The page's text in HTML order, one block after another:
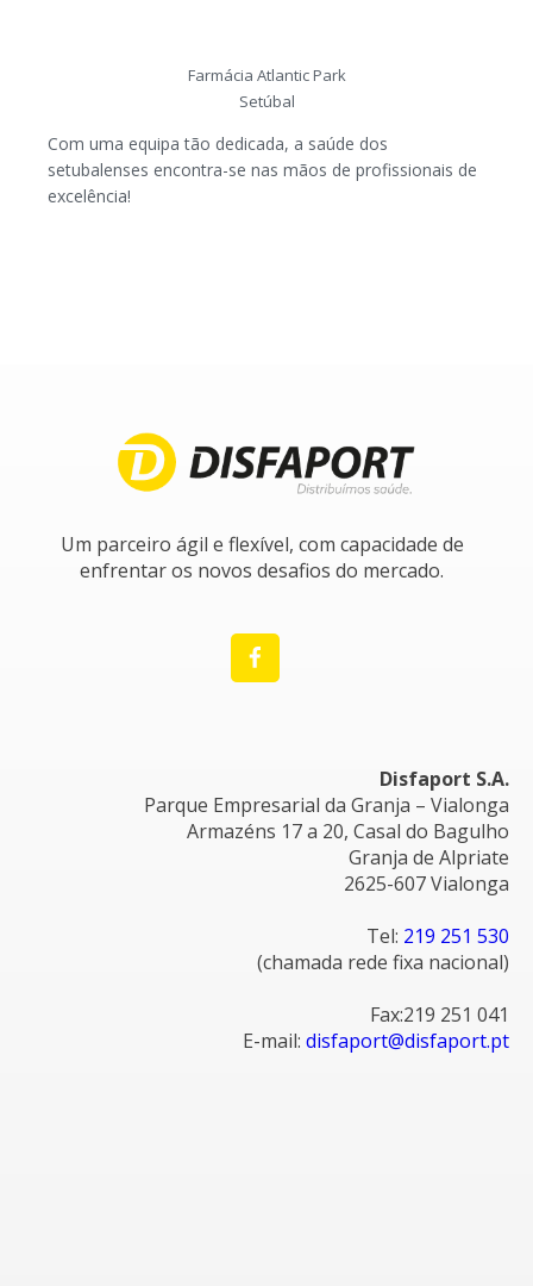
Farmácia Atlantic Park
Setúbal
Com uma equipa tão dedicada, a saúde dos
setubalenses encontra-se nas mãos de profissionais de
excelência!
Um parceiro ágil e flexível, com capacidade de
enfrentar os novos desafios do mercado.
Disfaport S.A.
Parque Empresarial da Granja – Vialonga
Armazéns 17 a 20, Casal do Bagulho
Granja de Alpriate
2625-607 Vialonga
Tel: 219 251 530
(chamada rede fixa nacional)
Fax:219 251 041
E-mail: disfaport@disfaport.pt